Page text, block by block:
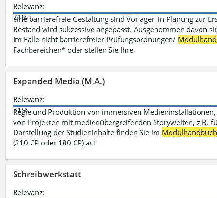
Relevanz:
71%
eine barrierefreie Gestaltung sind Vorlagen in Planung zur
Bestand wird sukzessive angepasst. Ausgenommen davon
Im Falle nicht barrierefreier Prüfungsordnungen/
Fachbereichen* oder stellen Sie Ihre
Expanded Media (M.A.)
Relevanz:
71%
Regie und Produktion von immersiven
von Projekten mit medienübergreifenden Storywelten, z.B.
Darstellung der Studieninhalte finden Sie im Modulhandbuch
(210 CP oder 180 CP) auf
Schreibwerkstatt
Relevanz: